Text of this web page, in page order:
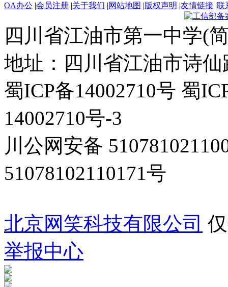
OA办公 |会员注册 |关于我们 |网站地图 |版权声明 |友情链接 |联
四川省江油市第一中学(
地址：四川省江油市诗仙
蜀ICP备14002710号 蜀
14002710号-3
川公网安备
51078102110171号
北京网笑科技有限公司
举报中心